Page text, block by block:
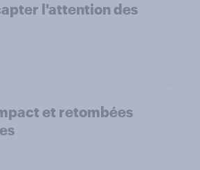
l'attention des
et retombées